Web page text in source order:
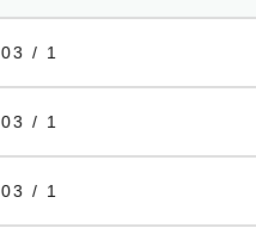
/ 1
/ 1
/ 1